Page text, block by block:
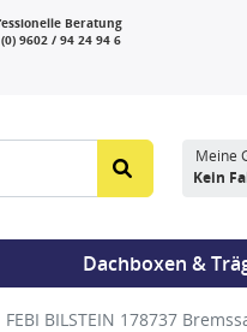
Beratung
9602 / 94 24 94 6
Meine
Kein
Dachboxen &
FEBI BILSTEIN 178737